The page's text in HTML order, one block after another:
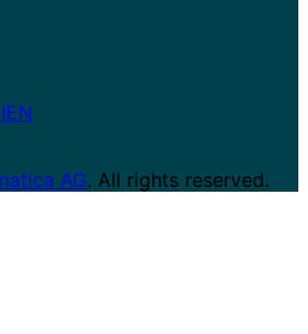
AG. All rights reserved.